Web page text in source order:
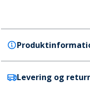
Bisgaard
Levering og